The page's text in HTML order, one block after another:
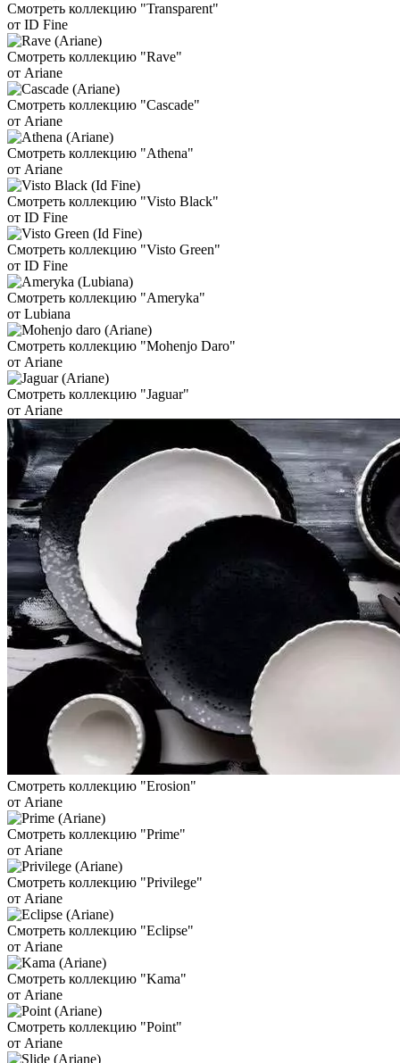
Смотреть коллекцию "Transparent"
от ID Fine
Смотреть коллекцию "Rave"
от Ariane
Смотреть коллекцию "Cascade"
от Ariane
Смотреть коллекцию "Athena"
от Ariane
Смотреть коллекцию "Visto Black"
от ID Fine
Смотреть коллекцию "Visto Green"
от ID Fine
Смотреть коллекцию "Ameryka"
от Lubiana
Смотреть коллекцию "Mohenjo Daro"
от Ariane
Смотреть коллекцию "Jaguar"
от Ariane
Смотреть коллекцию "Erosion"
от Ariane
Смотреть коллекцию "Prime"
от Ariane
Смотреть коллекцию "Privilege"
от Ariane
Смотреть коллекцию "Eclipse"
от Ariane
Смотреть коллекцию "Kama"
от Ariane
Смотреть коллекцию "Point"
от Ariane